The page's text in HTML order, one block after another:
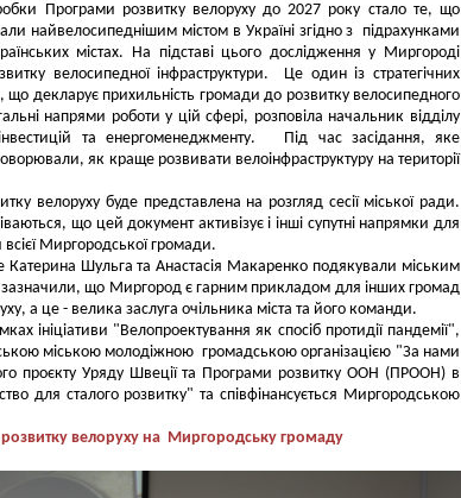
Програми розвитку велоруху до 2027 року стало те, що
найвелосипеднішим містом в Україні згідно з підрахунками
містах. На підставі цього дослідження у Миргороді
велосипедної інфраструктури. Це один із стратегічних
що декларує прихильність громади до розвитку велосипедного
напрями роботи у цій сфері, розповіла начальник відділу
інвестицій та енергоменеджменту. Під час засідання, яке
як краще розвивати велоінфраструктуру на території
велоруху буде представлена на розгляд сесії міської ради.
що цей документ активізує і інші супутні напрямки для
Миргородської громади.
Катерина Шульга та Анастасія Макаренко подякували міським
зазначили, що Миргород є гарним прикладом для інших громад
а це - велика заслуга очільника міста та його команди.
ініціативи "Велопроектування як спосіб протидії пандемії",
міською молодіжною громадською організацією "За нами
проєкту Уряду Швеції та Програми розвитку ООН (ПРООН) в
для сталого розвитку" та співфінансується Миргородською
велоруху на Миргородську громаду